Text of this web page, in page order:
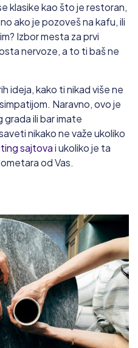
klasike kao što je restoran,
ako je pozoveš na kafu, ili
Izbor mesta za prvi
nervoze, a to ti baš ne
ideja, kako ti nikad više ne
Naravno, ovo je
grada ili bar imate
nikako ne važe ukoliko
sajtovai ukoliko je ta
od Vas.